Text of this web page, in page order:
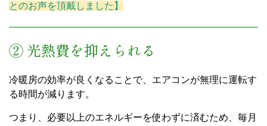
とのお声を頂戴しました】
② 光熱費を抑えられる
冷暖房の効率が良くなることで、エアコンが無理に運転す
る時間が減ります。
つまり、必要以上のエネルギーを使わずに済むため、毎月